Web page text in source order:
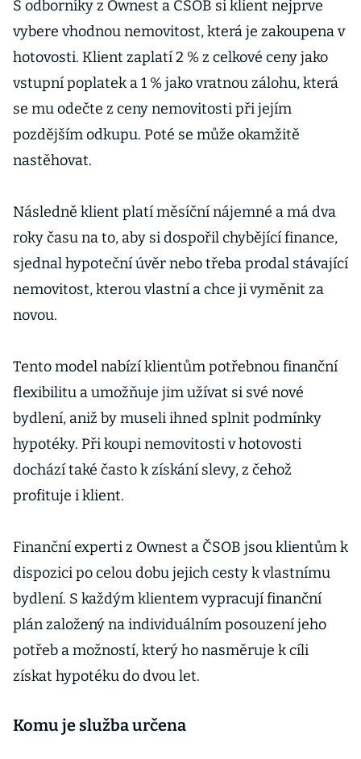
S odborníky z Ownest a ČSOB si klient nejprve
vybere vhodnou nemovitost, která je zakoupena v
hotovosti. Klient zaplatí 2 % z celkové ceny jako
vstupní poplatek a 1 % jako vratnou zálohu, která
se mu odečte z ceny nemovitosti při jejím
pozdějším odkupu. Poté se může okamžitě
nastěhovat.
Následně klient platí měsíční nájemné a má dva
roky času na to, aby si dospořil chybějící finance,
sjednal hypoteční úvěr nebo třeba prodal stávající
nemovitost, kterou vlastní a chce ji vyměnit za
novou.
Tento model nabízí klientům potřebnou finanční
flexibilitu a umožňuje jim užívat si své nové
bydlení, aniž by museli ihned splnit podmínky
hypotéky. Při koupi nemovitosti v hotovosti
dochází také často k získání slevy, z čehož
profituje i klient.
Finanční experti z Ownest a ČSOB jsou klientům k
dispozici po celou dobu jejich cesty k vlastnímu
bydlení. S každým klientem vypracují finanční
plán založený na individuálním posouzení jeho
potřeb a možností, který ho nasměruje k cíli
získat hypotéku do dvou let.
Komu je služba určena